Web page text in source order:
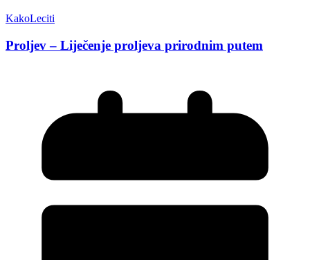
KakoLeciti
Proljev – Liječenje proljeva prirodnim putem